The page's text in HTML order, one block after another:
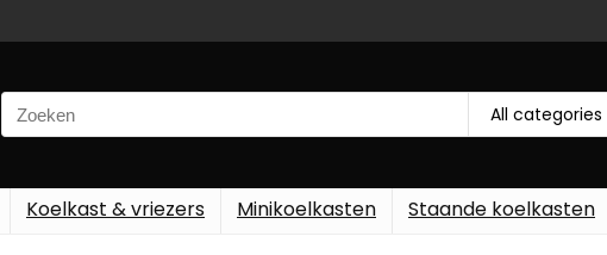
Search
for:
All categories
Koelkast & vriezers Minikoelkasten Staande koelkasten